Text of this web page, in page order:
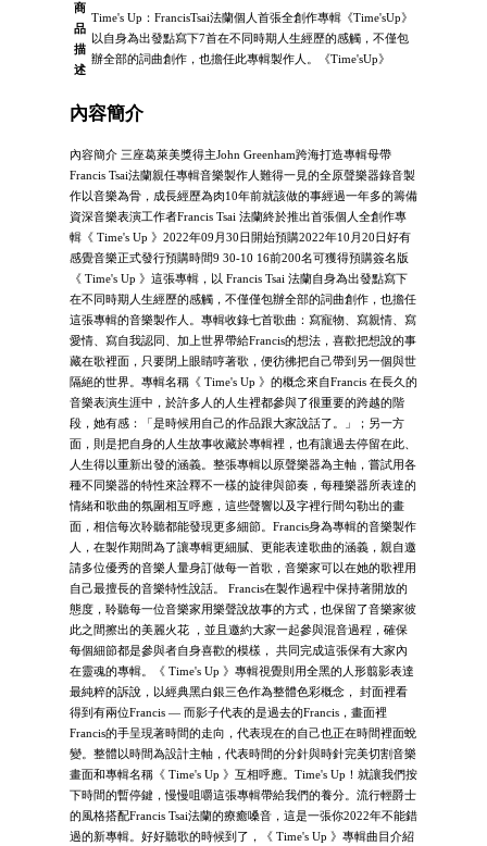
商
品
描
述
Time's Up：FrancisTsai法蘭個人首張全創作專輯《Time'sUp》
以自身為出發點寫下7首在不同時期人生經歷的感觸，不僅包
辦全部的詞曲創作，也擔任此專輯製作人。《Time'sUp》
內容簡介
內容簡介 三座葛萊美獎得主John Greenham跨海打造專輯母帶
Francis Tsai法蘭親任專輯音樂製作人難得一見的全原聲樂器錄音製
作以音樂為骨，成長經歷為肉10年前就該做的事經過一年多的籌備
資深音樂表演工作者Francis Tsai 法蘭終於推出首張個人全創作專
輯《 Time's Up 》2022年09月30日開始預購2022年10月20日好有
感覺音樂正式發行預購時間9 30-10 16前200名可獲得預購簽名版
《 Time's Up 》這張專輯，以 Francis Tsai 法蘭自身為出發點寫下
在不同時期人生經歷的感觸，不僅僅包辦全部的詞曲創作，也擔任
這張專輯的音樂製作人。專輯收錄七首歌曲：寫寵物、寫親情、寫
愛情、寫自我認同、加上世界帶給Francis的想法，喜歡把想說的事
藏在歌裡面，只要閉上眼睛哼著歌，便彷彿把自己帶到另一個與世
隔絕的世界。專輯名稱《 Time's Up 》的概念來自Francis 在長久的
音樂表演生涯中，於許多人的人生裡都參與了很重要的跨越的階
段，她有感：「是時候用自己的作品跟大家說話了。」；另一方
面，則是把自身的人生故事收藏於專輯裡，也有讓過去停留在此、
人生得以重新出發的涵義。整張專輯以原聲樂器為主軸，嘗試用各
種不同樂器的特性來詮釋不一樣的旋律與節奏，每種樂器所表達的
情緒和歌曲的氛圍相互呼應，這些聲響以及字裡行間勾勒出的畫
面，相信每次聆聽都能發現更多細節。Francis身為專輯的音樂製作
人，在製作期間為了讓專輯更細膩、更能表達歌曲的涵義，親自邀
請多位優秀的音樂人量身訂做每一首歌，音樂家可以在她的歌裡用
自己最擅長的音樂特性說話。 Francis在製作過程中保持著開放的
態度，聆聽每一位音樂家用樂聲說故事的方式，也保留了音樂家彼
此之間擦出的美麗火花 ，並且邀約大家一起參與混音過程，確保
每個細節都是參與者自身喜歡的模樣， 共同完成這張保有大家內
在靈魂的專輯。《 Time's Up 》專輯視覺則用全黑的人形翦影表達
最純粹的訴說，以經典黑白銀三色作為整體色彩概念， 封面裡看
得到有兩位Francis — 而影子代表的是過去的Francis，畫面裡
Francis的手呈現著時間的走向，代表現在的自己也正在時間裡面蛻
變。整體以時間為設計主軸，代表時間的分針與時針完美切割音樂
畫面和專輯名稱《 Time's Up 》互相呼應。Time's Up！就讓我們按
下時間的暫停鍵，慢慢咀嚼這張專輯帶給我們的養分。流行輕爵士
的風格搭配Francis Tsai法蘭的療癒嗓音，這是一張你2022年不能錯
過的新專輯。好好聽歌的時候到了，《 Time's Up 》專輯曲目介紹